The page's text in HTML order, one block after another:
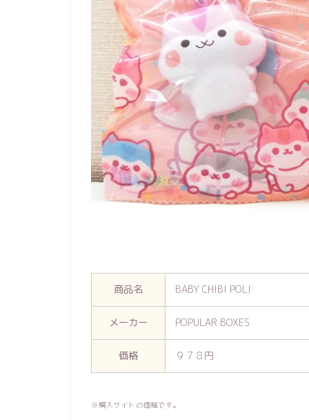
商品名 BABY CHIBI POLI
メーカー POPULAR BOXES
価格 ９７８円
※購入サイトの価格です。